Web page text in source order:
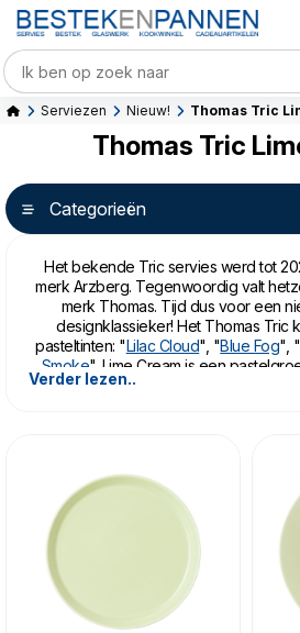
Serviezen Nieuw! Thomas Tric
Thomas Tric
Categorieën
Het bekende Tric servies werd tot
merk Arzberg. Tegenwoordig valt
merk Thomas. Tijd dus voor een
designklassieker! Het Thomas Tric
pasteltinten: "Lilac Cloud", "Blue Fog", "
Smoke". Lime Cream is een
achtig, perfect voor een
Verder lezen..